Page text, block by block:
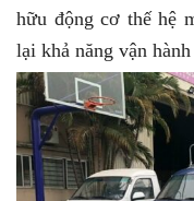
hữu động cơ thế hệ
lại khả năng vận